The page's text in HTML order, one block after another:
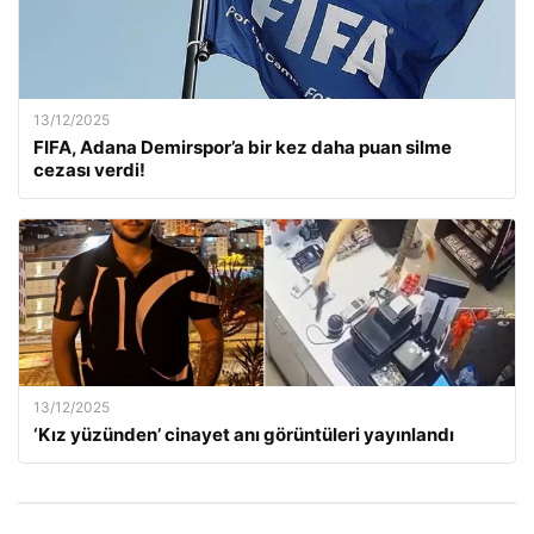
13/12/2025
FIFA, Adana Demirspor’a bir kez daha puan silme
cezası verdi!
13/12/2025
‘Kız yüzünden’ cinayet anı görüntüleri yayınlandı